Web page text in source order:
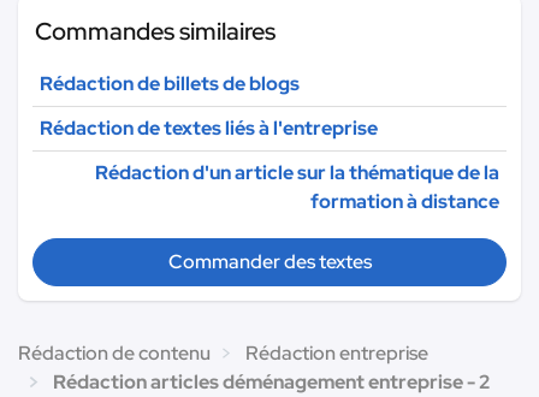
Commandes similaires
Rédaction de billets de blogs
Rédaction de textes liés à l'entreprise
Rédaction d'un article sur la thématique de la
formation à distance
Commander des textes
Rédaction de contenu
Rédaction entreprise
Rédaction articles déménagement entreprise - 2